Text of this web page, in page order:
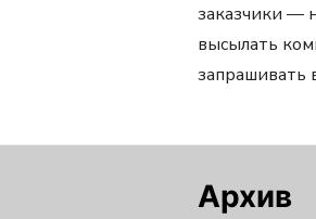
заказчики —
высылать
запрашивать
Архив